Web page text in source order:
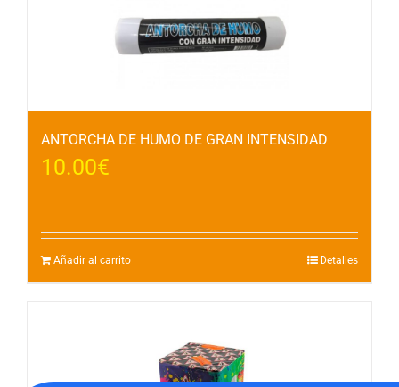
ANTORCHA DE HUMO DE GRAN INTENSIDAD
10.00€
Añadir al carrito Detalles